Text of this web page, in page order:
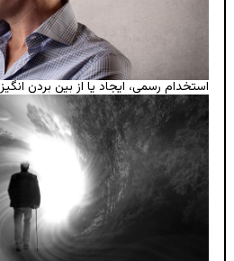
استخدام رسمی، ایجاد یا از بین بردن